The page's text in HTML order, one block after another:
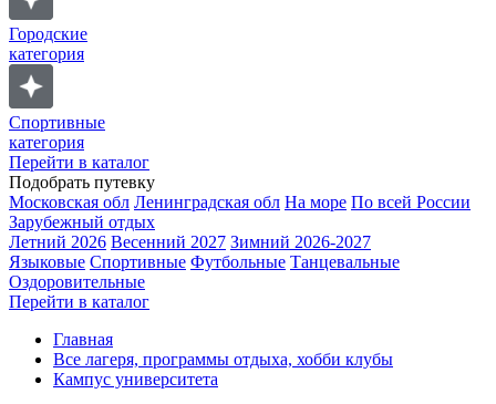
Городские
категория
Спортивные
категория
Перейти в каталог
Подобрать путевку
Московская обл Ленинградская обл На море По всей России
Зарубежный отдых
Летний 2026 Весенний 2027 Зимний 2026-2027
Языковые Спортивные Футбольные Танцевальные
Оздоровительные
Перейти в каталог
Главная
Все лагеря, программы отдыха, хобби клубы
Кампус университета